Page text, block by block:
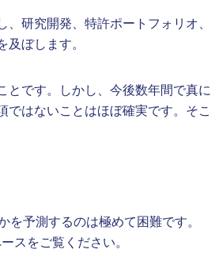
研究開発、特許ポートフォリオ、
ぼします。
とです。しかし、今後数年間で真に
ではないことはほぼ確実です。そこ
予測するのは極めて困難です。
スをご覧ください。